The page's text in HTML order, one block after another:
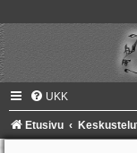
UKK
Etusivu